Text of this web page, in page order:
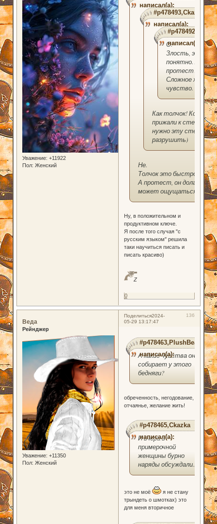
Уважение: +11922
Пол: Женский
написал(а):
#p478493,Ckazka
написал(а):
написал(а):
О!
Злость, это
понятно. А
протест?
Сложное же
чувство.
Как толчок! Когда
прижали к стене -
нужно эту стену
разрушить)
Не.
Толчок это быстро.
А протест, он долго
может ощущаться
Ну, в положительном и
продуктивном ключе.
Я после того случая "с
русским языком" решила
таки научиться писать и
писать красиво)
Z
0
Поделиться 136
2024-
05-29 13:17:47
Веда
Рейнджер
Уважение: +11350
Пол: Женский
#p478463,PlushBear
написал(а):
А какие чувства она
собирает у этого
бедняги?
обреченность, негодование,
отчаянье, желание жить!
#p478465,Ckazka
написал(а):
И вчера в
примерочной
женщины бурно
наряды обсуждали...
это не моё
я не стану
трындеть о шмотках) это
для меня вторичное